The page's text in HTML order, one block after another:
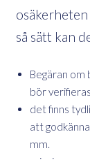
så sätt kan
Begäran om
bör
det finns
att
mm.